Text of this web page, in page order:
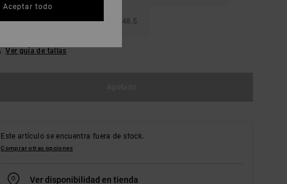
46 46.5 47 48.5
Ver guía de tallas
Este artículo se encuentra fuera de stock.
Comprar otras opciones
Ver disponibilidad en tienda
Aceptar todo